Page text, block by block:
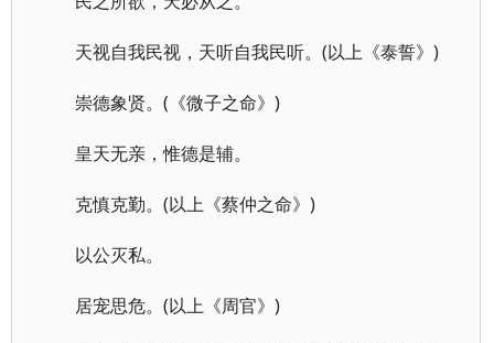
天视自我民视，天听自我民听。(以上《泰誓》)
崇德象贤。(《微子之命》)
皇天无亲，惟德是辅。
克慎克勤。(以上《蔡仲之命》)
以公灭私。
居宠思危。(以上《周官》)